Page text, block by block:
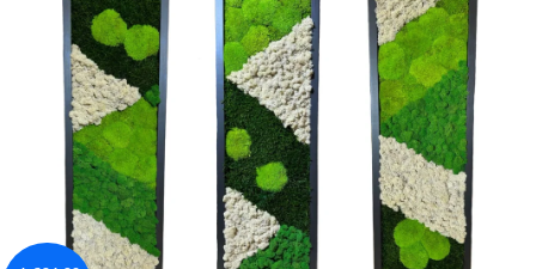
5,0
von
5
Sternen.